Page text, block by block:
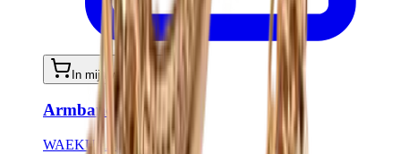
In mijn winkelwagen
Armband Sacha
WAEKURA